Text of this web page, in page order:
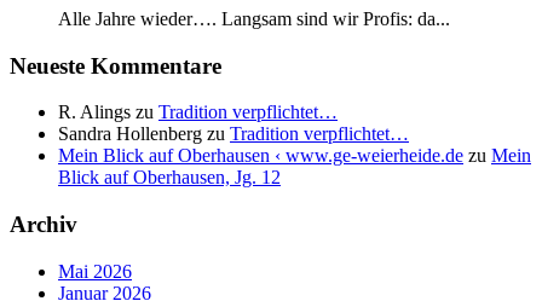
Alle Jahre wieder…. Langsam sind wir Profis: da...
Neueste Kommentare
R. Alings zu Tradition verpflichtet…
Sandra Hollenberg zu Tradition verpflichtet…
Mein Blick auf Oberhausen ‹ www.ge-weierheide.de zu Mein
Blick auf Oberhausen, Jg. 12
Archiv
Mai 2026
Januar 2026